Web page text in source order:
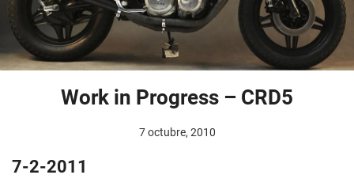
Work in Progress – CRD5
7 octubre, 2010
7-2-2011